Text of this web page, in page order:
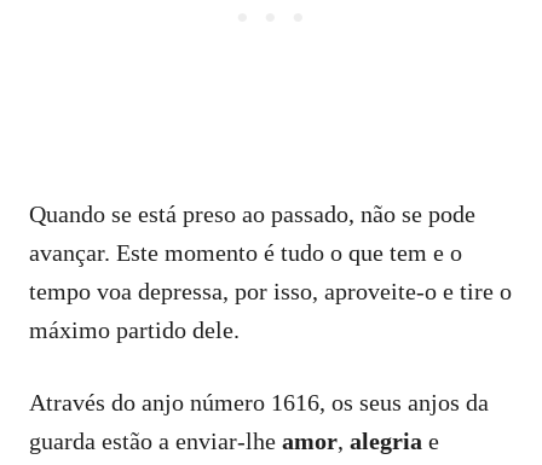
Quando se está preso ao passado, não se pode
avançar. Este momento é tudo o que tem e o
tempo voa depressa, por isso, aproveite-o e tire o
máximo partido dele.
Através do anjo número 1616, os seus anjos da
guarda estão a enviar-lhe amor, alegria e